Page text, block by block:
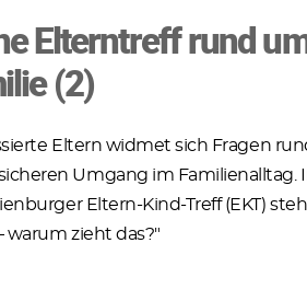
Elterntreff rund
(2)
Eltern widmet sich Fragen
Umgang im Familienalltag.
Eltern-Kind-Treff (EKT)
warum zieht das?"